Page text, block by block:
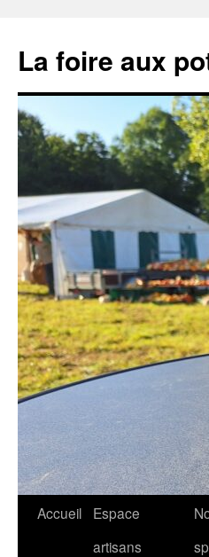
contenu
La foire aux
Accueil
Espace
artisans